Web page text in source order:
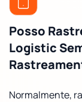
Posso
Logistic
Normalmente,